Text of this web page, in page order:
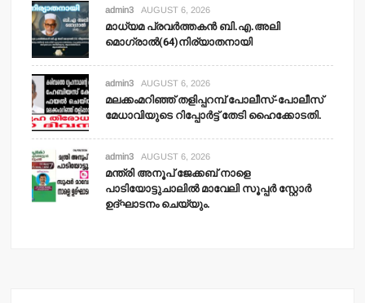
admin3 AUGUST 6, 2026
മാധ്യമ പ്രവര്‍ത്തകന്‍ ബി.എ.അലി
മൊഗ്രാല്‍(64)നിര്യാതനായി
admin3 AUGUST 6, 2026
മലക്കംമറിഞ്ഞ് തളിപ്പറമ്പ് പോലീസ്-പോലീസ്
മേധാവിയുടെ റിപ്പോര്‍ട്ട് തേടി ഹൈക്കോടതി.
admin3 AUGUST 6, 2026
മന്ത്രി അനൂപ് ജേക്കബ് നാളെ
പാടിയോട്ടുചാലില്‍ മാവേലി സൂപ്പര്‍ സ്റ്റോര്‍
ഉദ്ഘാടനം ചെയ്യും.